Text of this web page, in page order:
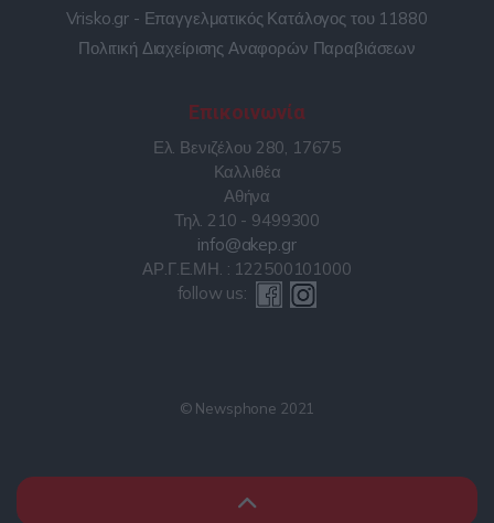
Vrisko.gr - Επαγγελματικός Κατάλογος του 11880
Πολιτική Διαχείρισης Αναφορών Παραβιάσεων
Επικοινωνία
Ελ. Βενιζέλου 280, 17675
Καλλιθέα
Αθήνα
Τηλ. 210 - 9499300
info@akep.gr
ΑΡ.Γ.Ε.ΜΗ. : 122500101000
follow us:
© Newsphone 2021